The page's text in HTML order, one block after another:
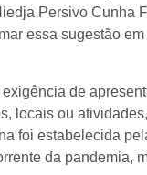
Persivo Cunha
essa sugestão
de
locais ou
foi estabelecida
da pandemia,